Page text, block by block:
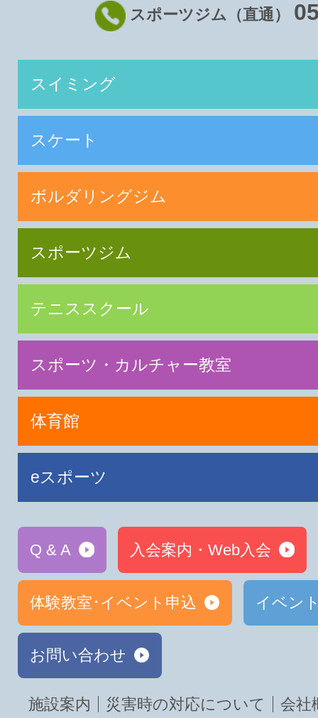
スポーツジム（直通）
スイミング
スケート
ボルダリングジム
スポーツジム
テニススクール
スポーツ・カルチャー教室
体育館
eスポーツ
Q & A 入会案内・Web入会
体験教室･イベント申込 イベン
お問い合わせ
施設案内 災害時の対応について
会社